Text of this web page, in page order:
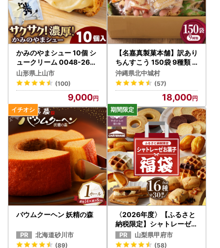
かみのやまシュー 10個 シ
ュークリーム 0048-260
5
山形県上山市
(100)
9,000
【名嘉真製菓本舗】訳あり
ちんすこう 150袋 9種類
おまかせ【1231884】
沖縄県北中城村
(57)
18,000
バウムクーヘン 妖精の森
北海道砂川市
(89)
〈2026年度〉【ふるさと
納税限定】シャトレーゼ人
気お菓子勢ぞろい!! お菓子
福箱 シャトレーゼ
山梨県甲府市
(58)